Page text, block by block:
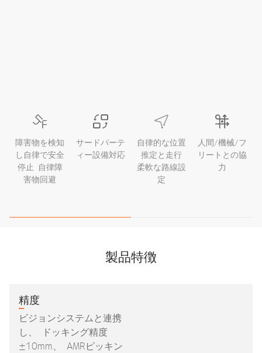
障害物を検知
し自律で安全
停止 自律障
害物回避
サードパーテ
ィー設備対応
自律的な位置
推定と走行
柔軟な路線設
定
人間/機械/フ
リートとの協
力
製品特徴
精度
ビジョンシステムと連携
し、 ドッキング精度
±10mm、 AMRピッキン